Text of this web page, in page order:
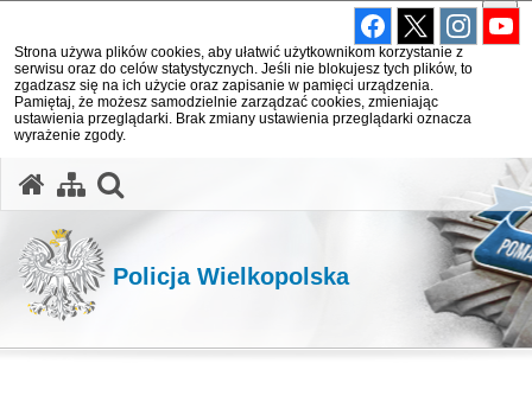
Strona używa plików cookies, aby ułatwić użytkownikom korzystanie z
serwisu oraz do celów statystycznych. Jeśli nie blokujesz tych plików, to
zgadzasz się na ich użycie oraz zapisanie w pamięci urządzenia.
Pamiętaj, że możesz samodzielnie zarządzać cookies, zmieniając
ustawienia przeglądarki. Brak zmiany ustawienia przeglądarki oznacza
wyrażenie zgody.
Policja Wielkopolska